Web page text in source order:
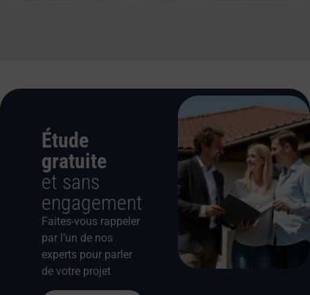
Étude
gratuite
et sans
engagement
Faites-vous rappeler
par l’un de nos
experts pour parler
de votre projet
Cliquez pour